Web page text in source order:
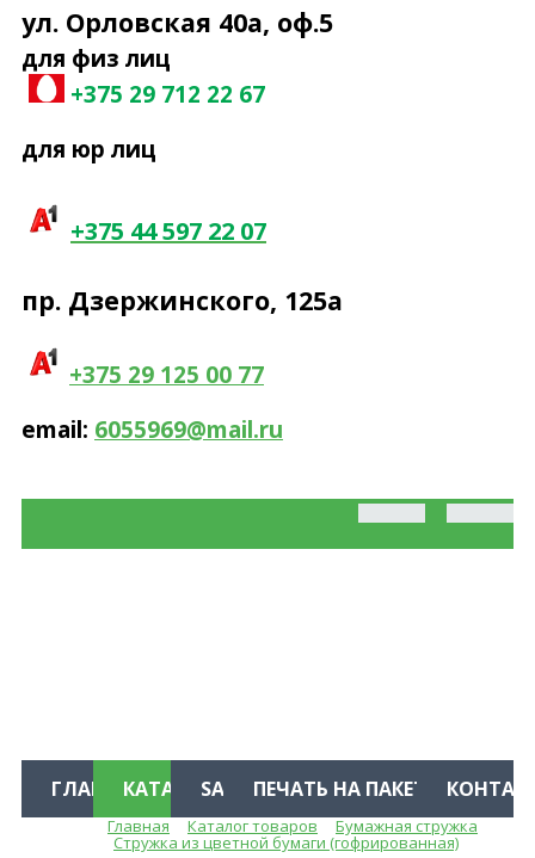
ул. Орловская 40а, оф.5
для физ лиц
+375 29 712 22 67
для юр лиц
+375 44 597 22 07
пр. Дзержинского, 125а
+375 29 125 00 77
email: 6055969@mail.ru
ГЛАВНАЯКАТАЛОГSALE %ПЕЧАТЬ НА ПАКЕТАХ
Главная Каталог товаров Бумажная стружка
Стружка из цветной бумаги (гофрированная)